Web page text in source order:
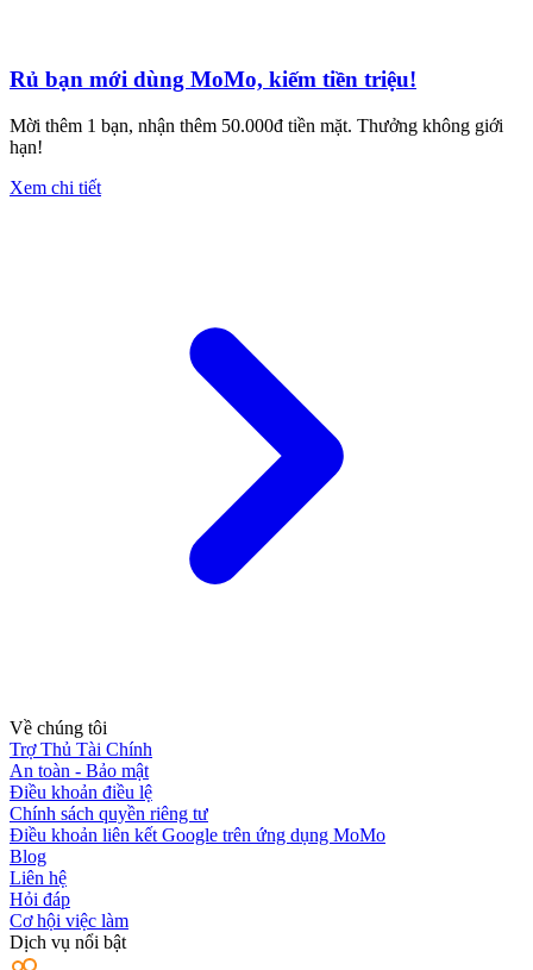
Rủ bạn mới dùng MoMo, kiếm tiền triệu!
Mời thêm 1 bạn, nhận thêm 50.000đ tiền mặt. Thưởng không giới
hạn!
Xem chi tiết
Về chúng tôi
Trợ Thủ Tài Chính
An toàn - Bảo mật
Điều khoản điều lệ
Chính sách quyền riêng tư
Điều khoản liên kết Google trên ứng dụng MoMo
Blog
Liên hệ
Hỏi đáp
Cơ hội việc làm
Dịch vụ nổi bật